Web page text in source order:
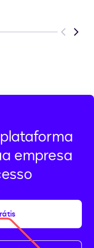
Previous
Next
empresa